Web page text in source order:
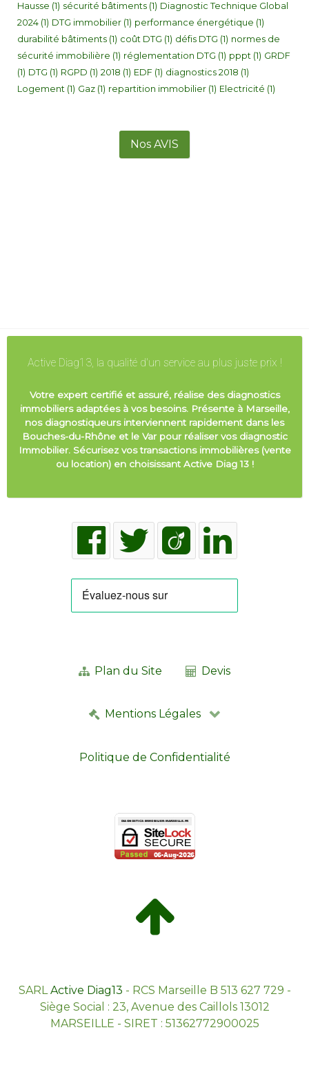
Hausse (1) sécurité bâtiments (1) Diagnostic Technique Global
2024 (1) DTG immobilier (1) performance énergétique (1)
durabilité bâtiments (1) coût DTG (1) défis DTG (1) normes de
sécurité immobilière (1) réglementation DTG (1) pppt (1) GRDF
(1) DTG (1) RGPD (1) 2018 (1) EDF (1) diagnostics 2018 (1)
Logement (1) Gaz (1) repartition immobilier (1) Electricité (1)
Nos AVIS
Active Diag13, la qualité d'un service au plus juste prix !
Votre expert certifié et assuré, réalise des diagnostics
immobiliers adaptées à vos besoins. Présente à Marseille,
nos diagnostiqueurs interviennent rapidement dans les
Bouches-du-Rhône et le Var pour réaliser vos diagnostic
Immobilier. Sécurisez vos transactions immobilières (vente
ou location) en choisissant Active Diag 13 !
Plan du Site Devis
Mentions Légales
Politique de Confidentialité
SARL Active Diag13 - RCS Marseille B 513 627 729 -
Siège Social : 23, Avenue des Caillols 13012
MARSEILLE - SIRET : 51362772900025